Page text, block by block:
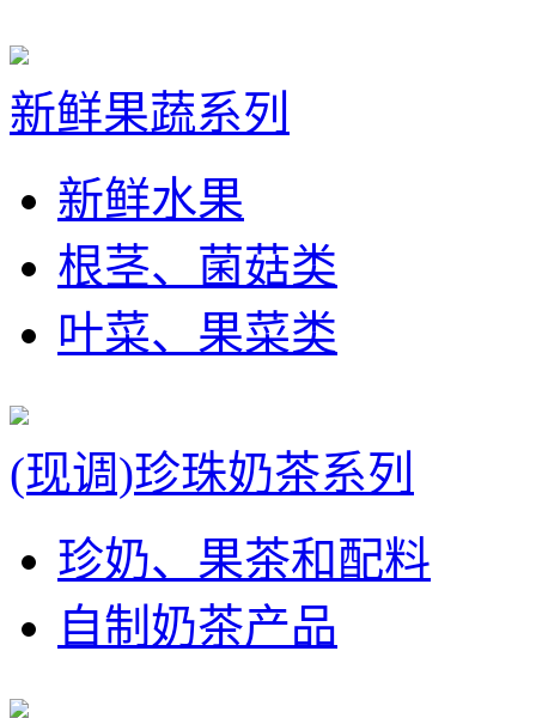
新鲜果蔬系列
新鲜水果
根茎、菌菇类
叶菜、果菜类
(现调)珍珠奶茶系列
珍奶、果茶和配料
自制奶茶产品